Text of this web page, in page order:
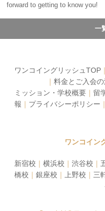
forward to getting to know you!
一
ワンコイングリッシュTOP｜
｜ 料金とご入会
ミッション・学校概要 ｜ 留
報 ｜ プライバシーポリシー ｜
ワンコイン
新宿校 ｜ 横浜校 ｜ 渋谷校 ｜
橋校 ｜ 銀座校 ｜ 上野校 ｜ 三